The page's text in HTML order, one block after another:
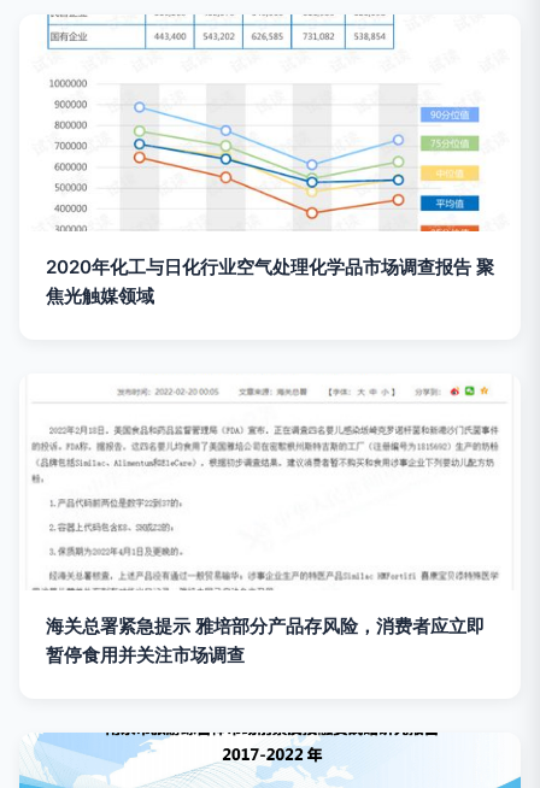
2020年化工与日化行业空气处理化学品市场调查报告 聚
焦光触媒领域
海关总署紧急提示 雅培部分产品存风险，消费者应立即
暂停食用并关注市场调查